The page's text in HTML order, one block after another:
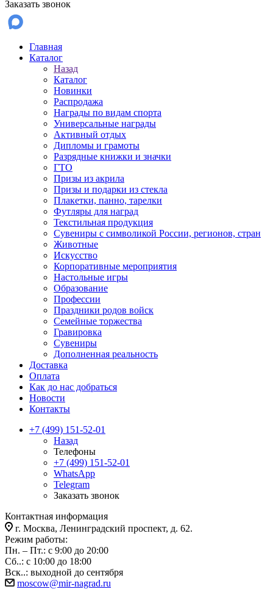
Заказать звонок
Главная
Каталог
Назад
Каталог
Новинки
Распродажа
Награды по видам спорта
Универсальные награды
Активный отдых
Дипломы и грамоты
Разрядные книжки и значки
ГТО
Призы из акрила
Призы и подарки из стекла
Плакетки, панно, тарелки
Футляры для наград
Текстильная продукция
Сувениры с символикой России, регионов, стран
Животные
Искусство
Корпоративные мероприятия
Настольные игры
Образование
Профессии
Праздники родов войск
Семейные торжества
Гравировка
Сувениры
Дополненная реальность
Доставка
Оплата
Как до нас добраться
Новости
Контакты
+7 (499) 151-52-01
Назад
Телефоны
+7 (499) 151-52-01
WhatsApp
Telegram
Заказать звонок
Контактная информация
г. Москва, Ленинградский проспект, д. 62.
Режим работы:
Пн. – Пт.: с 9:00 до 20:00
Сб..: с 10:00 до 18:00
Вск..: выходной до сентября
moscow@mir-nagrad.ru